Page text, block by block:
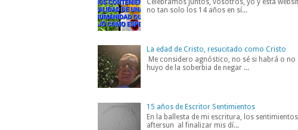
Celebramos juntos, vosotros, yo y esta
no tan solo los 14 años en sí...
La edad de Cristo, resucitado como Cristo
Me considero agnóstico, no sé si habrá o
huyo de la soberbia de negar ...
15 años de Escritor Sentimientos
En la ballesta de mi escritura, los
aftersun al finalizar mis dí...